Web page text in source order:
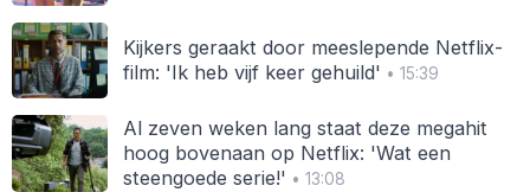
Kijkers geraakt door meeslepende Netflix-
film: 'Ik heb vijf keer gehuild' • 15:39
Al zeven weken lang staat deze megahit
hoog bovenaan op Netflix: 'Wat een
steengoede serie!' • 13:08